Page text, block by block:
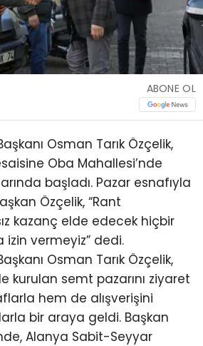
ABONE OL
Osman Tarık Özçelik,
Oba Mahallesi’nde
başladı. Pazar esnafıyla
Özçelik, “Rant
kazanç elde edecek hiçbir
vermeyiz” dedi.
Osman Tarık Özçelik,
kurulan semt pazarını ziyaret
hem de alışverişini
bir araya geldi. Başkan
Alanya Sabit-Seyyar